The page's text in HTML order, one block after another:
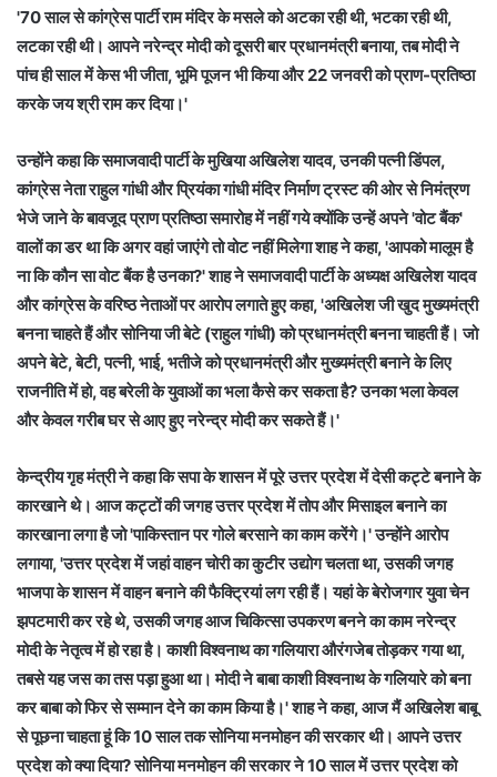
'70 साल से कांग्रेस पार्टी राम मंदिर के मसले को अटका रही थी, भटका रही थी,
लटका रही थी। आपने नरेन्द्र मोदी को दूसरी बार प्रधानमंत्री बनाया, तब मोदी ने
पांच ही साल में केस भी जीता, भूमि पूजन भी किया और 22 जनवरी को प्राण-प्रतिष्ठा
करके जय श्री राम कर दिया।'
उन्होंने कहा कि समाजवादी पार्टी के मुखिया अखिलेश यादव, उनकी पत्नी डिंपल,
कांग्रेस नेता राहुल गांधी और प्रियंका गांधी मंदिर निर्माण ट्रस्ट की ओर से निमंत्रण
भेजे जाने के बावजूद प्राण प्रतिष्ठा समारोह में नहीं गये क्योंकि उन्हें अपने 'वोट बैंक'
वालों का डर था कि अगर वहां जाएंगे तो वोट नहीं मिलेगा शाह ने कहा, 'आपको मालूम है
ना कि कौन सा वोट बैंक है उनका?' शाह ने समाजवादी पार्टी के अध्यक्ष अखिलेश यादव
और कांग्रेस के वरिष्ठ नेताओं पर आरोप लगाते हुए कहा, 'अखिलेश जी खुद मुख्यमंत्री
बनना चाहते हैं और सोनिया जी बेटे (राहुल गांधी) को प्रधानमंत्री बनना चाहती हैं। जो
अपने बेटे, बेटी, पत्नी, भाई, भतीजे को प्रधानमंत्री और मुख्यमंत्री बनाने के लिए
राजनीति में हो, वह बरेली के युवाओं का भला कैसे कर सकता है? उनका भला केवल
और केवल गरीब घर से आए हुए नरेन्द्र मोदी कर सकते हैं।'
केन्द्रीय गृह मंत्री ने कहा कि सपा के शासन में पूरे उत्तर प्रदेश में देसी कट्टे बनाने के
कारखाने थे। आज कट्टों की जगह उत्तर प्रदेश में तोप और मिसाइल बनाने का
कारखाना लगा है जो 'पाकिस्तान पर गोले बरसाने का काम करेंगे।' उन्होंने आरोप
लगाया, 'उत्तर प्रदेश में जहां वाहन चोरी का कुटीर उद्योग चलता था, उसकी जगह
भाजपा के शासन में वाहन बनाने की फैक्ट्रियां लग रही हैं। यहां के बेरोजगार युवा चेन
झपटमारी कर रहे थे, उसकी जगह आज चिकित्सा उपकरण बनने का काम नरेन्द्र
मोदी के नेतृत्व में हो रहा है। काशी विश्वनाथ का गलियारा औरंगजेब तोड़कर गया था,
तबसे यह जस का तस पड़ा हुआ था। मोदी ने बाबा काशी विश्वनाथ के गलियारे को बना
कर बाबा को फिर से सम्मान देने का काम किया है।' शाह ने कहा, आज मैं अखिलेश बाबू
से पूछना चाहता हूं कि 10 साल तक सोनिया मनमोहन की सरकार थी। आपने उत्तर
प्रदेश को क्या दिया? सोनिया मनमोहन की सरकार ने 10 साल में उत्तर प्रदेश को